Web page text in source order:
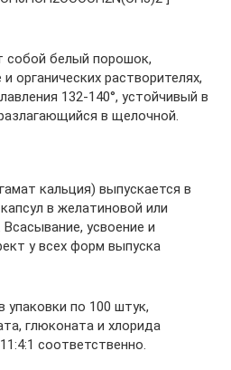
собой белый порошок,
органических растворителях,
132-140°, устойчивый в
в щелочной.
кальция) выпускается в
в желатиновой или
усвоение и
у всех форм выпуска
упаковки по 100 штук,
глюконата и хлорида
соответственно.